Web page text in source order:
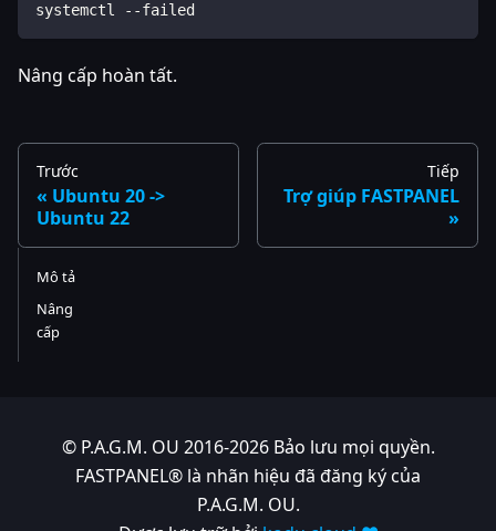
systemctl --failed
Nâng cấp hoàn tất.
Trước
Ubuntu 20 ->
Ubuntu 22
Tiếp
Trợ giúp FASTPANEL
Mô tả
Nâng
cấp
© P.A.G.M. OU 2016-2026 Bảo lưu mọi quyền.
FASTPANEL® là nhãn hiệu đã đăng ký của
P.A.G.M. OU.